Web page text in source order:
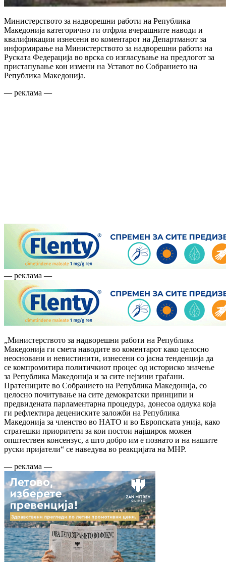
Министерството за надворешни работи на Република
Македонија категорично ги отфрла вчерашните наводи и
квалификации изнесени во коментарот на Департманот за
информирање на Министерството за надворешни работи на
Руската Федерација во врска со изгласување на предлогот за
пристапување кон измени на Уставот во Собранието на
Република Македонија.
— реклама —
— реклама —
„Министерството за надворешни работи на Република
Македонија ги смета наводите во коментарот како целосно
неосновани и невистинити, изнесени со јасна тенденција да
се компромитира политичкиот процес од историско значење
за Република Македонија и за сите нејзини граѓани.
Пратениците во Собранието на Република Македонија, со
целосно почитување на сите демократски принципи и
предвидената парламентарна процедура, донесоа одлука која
ги рефлектира децениските заложби на Република
Македонија за членство во НАТО и во Европската унија, како
стратешки приоритети за кои постои најширок можен
општествен консензус, а што добро им е познато и на нашите
руски пријатели“ се наведува во реакцијата на МНР.
— реклама —